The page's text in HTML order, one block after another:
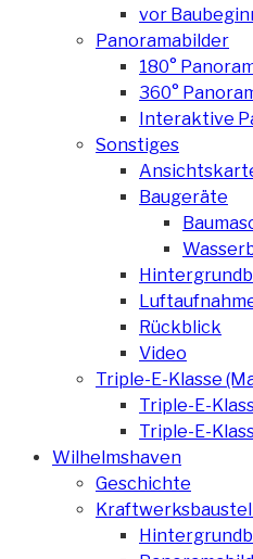
vor
Panoramabilder
180°
360°
Interaktive
Sonstiges
Baugeräte
Rückblick
Video
Triple-E-Klasse
Triple-E-
Triple-E-
Wilhelmshaven
Geschichte